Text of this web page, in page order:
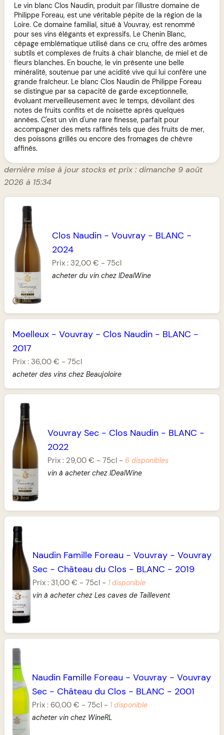
Le vin blanc Clos Naudin, produit par l'illustre domaine de
Philippe Foreau, est une véritable pépite de la région de la
Loire. Ce domaine familial, situé à Vouvray, est renommé
pour ses vins élégants et expressifs. Le Chenin Blanc,
cépage emblématique utilisé dans ce cru, offre des arômes
subtils et complexes de fruits à chair blanche, de miel et de
fleurs blanches. En bouche, le vin présente une belle
minéralité, soutenue par une acidité vive qui lui confère une
grande fraîcheur. Le blanc Clos Naudin de Philippe Foreau
se distingue par sa capacité de garde exceptionnelle,
évoluant merveilleusement avec le temps, dévoilant des
notes de fruits confits et de noisette après quelques
années. C'est un vin d'une rare finesse, parfait pour
accompagner des mets raffinés tels que des fruits de mer,
des poissons grillés ou encore des fromages de chèvre
affinés.
dernière mise à jour stocks et prix : dimanche 9 août
2026 à 15:34
Clos Naudin- Vouvray- BLANC -
2024
Prix : 32,00 € - 75cl
acheter du vin chez IDealWine
Moelleux - Vouvray - Clos Naudin - BLANC -
2017
Prix : 36,00 € - 75cl
acheter des vins chez Beaujoloire
Vouvray Sec- Clos Naudin- BLANC -
2022
Prix : 29,00 € - 75cl- 6 disponibles
vin à acheter chez IDealWine
Naudin Famille Foreau - Vouvray - Vouvray
Sec - Château du Clos - BLANC - 2019
Prix : 31,00 € - 75cl - 1 disponible
vin à acheter chez Les caves de Taillevent
Naudin Famille Foreau - Vouvray- Vouvray
Sec- Château du Clos - BLANC - 2001
Prix : 60,00 € - 75cl- 1 disponible
acheter vin chez WineRL